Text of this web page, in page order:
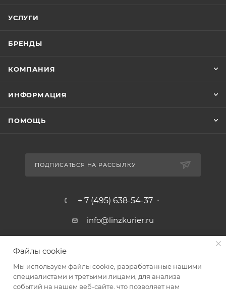
УСЛУГИ
БРЕНДЫ
КОМПАНИЯ
ИНФОРМАЦИЯ
ПОМОЩЬ
ПОДПИСАТЬСЯ НА РАССЫЛКУ
+ 7 (495) 638-54-37
info@linzkurier.ru
Файлы cookie
Мы используем файлы cookie, разработанные нашими
специалистами и третьими лицами, для анализа
событий на нашем веб-сайте, что позволяет нам